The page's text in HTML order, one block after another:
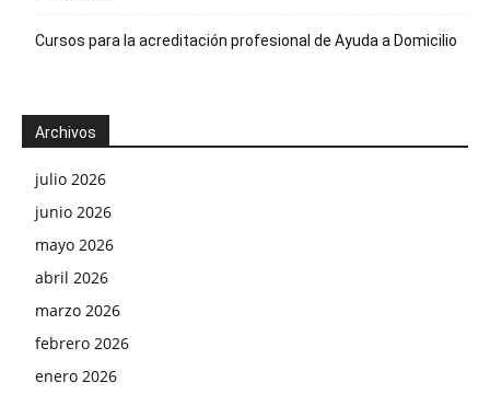
Cursos para la acreditación profesional de Ayuda a Domicilio
Archivos
julio 2026
junio 2026
mayo 2026
abril 2026
marzo 2026
febrero 2026
enero 2026